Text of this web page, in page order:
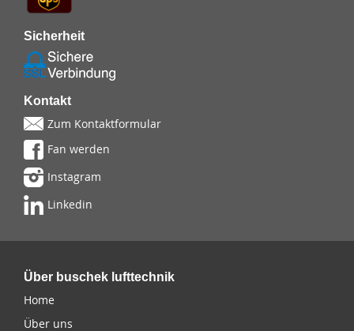
Sicherheit
Kontakt
Zum Kontaktformular
Fan werden
Instagram
Linkedin
Über buschek lufttechnik
Home
Über uns